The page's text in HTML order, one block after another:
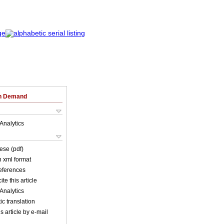
Demand
(pdf)
xml format
this article
translation
article by e-mail